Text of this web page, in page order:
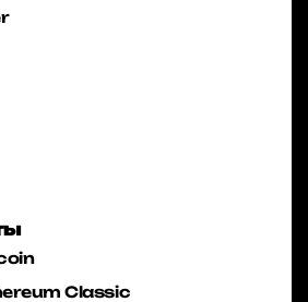
Classic